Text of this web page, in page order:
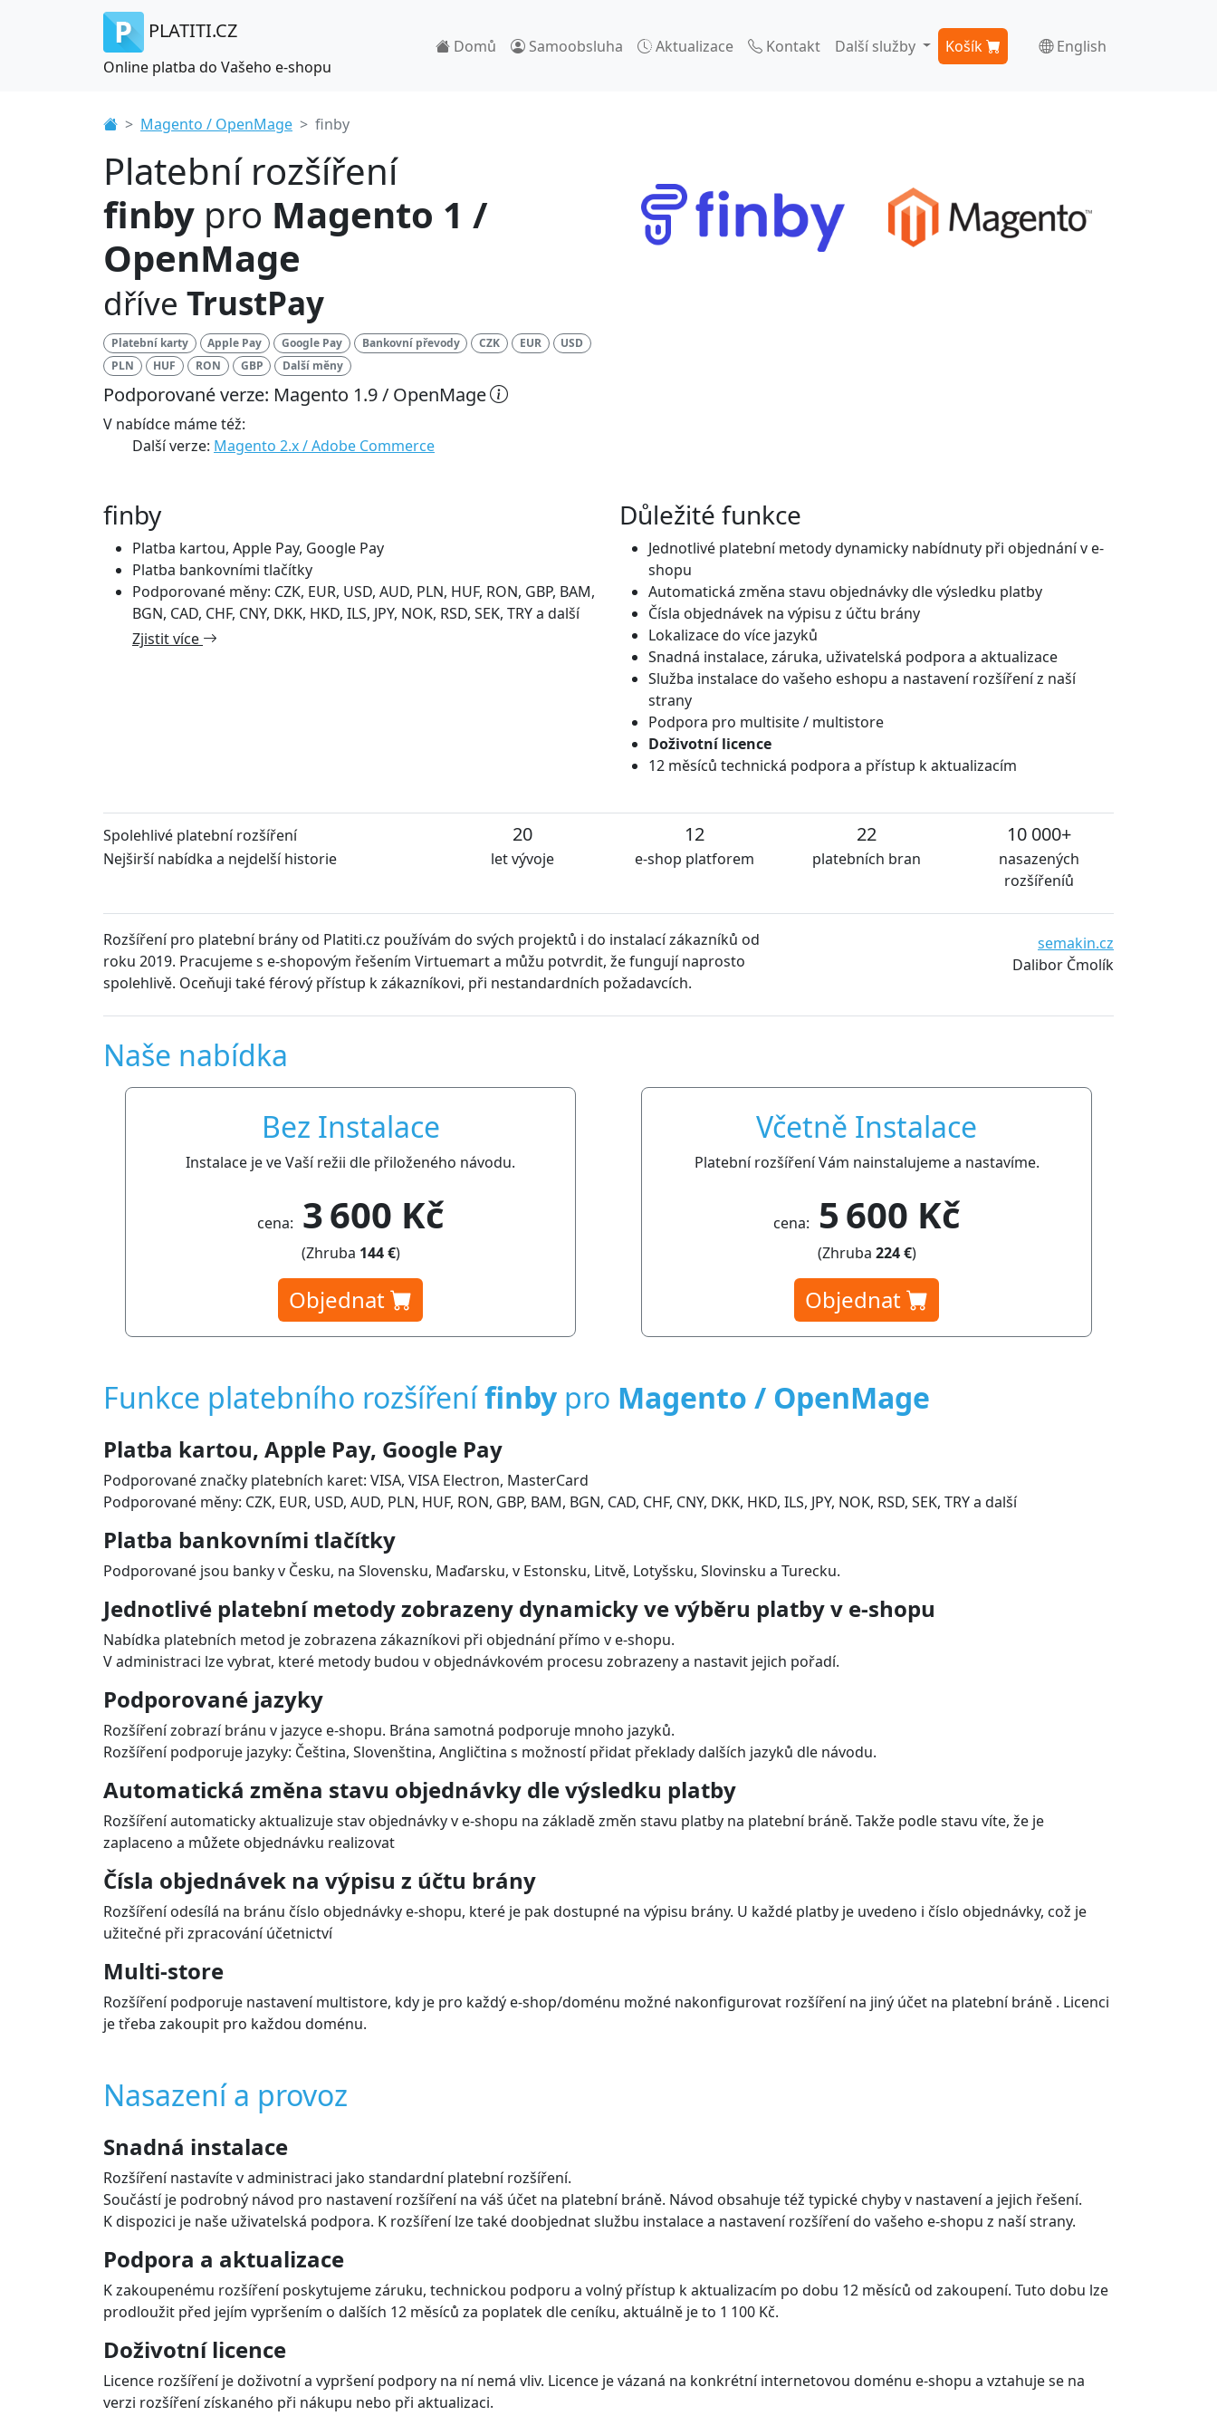
PLATITI.CZ
Online platba do Vašeho e-shopu
Domů Samoobsluha Aktualizace Kontakt Další služby Košík English
Magento / OpenMage finby
Platební rozšíření
finby pro Magento 1 /
OpenMage
dříve TrustPay
Platební karty Apple Pay Google Pay Bankovní převody CZK EUR
USD
PLN
HUF RON GBP Další měny
Podporované verze: Magento 1.9 / OpenMage
V nabídce máme též:
Další verze: Magento 2.x / Adobe Commerce
finby
Platba kartou, Apple Pay, Google Pay
Platba bankovními tlačítky
Podporované měny: CZK, EUR, USD, AUD, PLN, HUF, RON, GBP, BAM,
BGN, CAD, CHF, CNY, DKK, HKD, ILS, JPY, NOK, RSD, SEK, TRY a další
Zjistit více
Důležité funkce
Jednotlivé platební metody dynamicky nabídnuty při objednání v e-
shopu
Automatická změna stavu objednávky dle výsledku platby
Čísla objednávek na výpisu z účtu brány
Lokalizace do více jazyků
Snadná instalace, záruka, uživatelská podpora a aktualizace
Služba instalace do vašeho eshopu a nastavení rozšíření z naší
strany
Podpora pro multisite / multistore
Doživotní licence
12 měsíců technická podpora a přístup k aktualizacím
Spolehlivé platební rozšíření
Nejširší nabídka a nejdelší historie
20
let vývoje
12
e-shop platforem
22
platebních bran
10 000+
nasazených
rozšířeníů
Rozšíření pro platební brány od Platiti.cz používám do svých projektů i do instalací zákazníků od
roku 2019. Pracujeme s e-shopovým řešením Virtuemart a můžu potvrdit, že fungují naprosto
spolehlivě. Oceňuji také férový přístup k zákazníkovi, při nestandardních požadavcích.
semakin.cz
Dalibor Čmolík
Naše nabídka
Bez Instalace
Instalace je ve Vaší režii dle přiloženého návodu.
cena: 3 600 Kč
(Zhruba 144 €)
Objednat
Včetně Instalace
Platební rozšíření Vám nainstalujeme a nastavíme.
cena: 5 600 Kč
(Zhruba 224 €)
Objednat
Funkce platebního rozšířenífinby pro Magento / OpenMage
Platba kartou, Apple Pay, Google Pay
Podporované značky platebních karet: VISA, VISA Electron, MasterCard
Podporované měny: CZK, EUR, USD, AUD, PLN, HUF, RON, GBP, BAM, BGN, CAD, CHF, CNY, DKK, HKD, ILS, JPY, NOK, RSD, SEK, TRY a další
Platba bankovními tlačítky
Podporované jsou banky v Česku, na Slovensku, Maďarsku, v Estonsku, Litvě, Lotyšsku, Slovinsku a Turecku.
Jednotlivé platební metody zobrazeny dynamicky ve výběru platby v e-shopu
Nabídka platebních metod je zobrazena zákazníkovi při objednání přímo v e-shopu.
V administraci lze vybrat, které metody budou v objednávkovém procesu zobrazeny a nastavit jejich pořadí.
Podporované jazyky
Rozšíření zobrazí bránu v jazyce e-shopu. Brána samotná podporuje mnoho jazyků.
Rozšíření podporuje jazyky: Čeština, Slovenština, Angličtina s možností přidat překlady dalších jazyků dle návodu.
Automatická změna stavu objednávky dle výsledku platby
Rozšíření automaticky aktualizuje stav objednávky v e-shopu na základě změn stavu platby na platební bráně. Takže podle stavu víte, že je
zaplaceno a můžete objednávku realizovat
Čísla objednávek na výpisu z účtu brány
Rozšíření odesílá na bránu číslo objednávky e-shopu, které je pak dostupné na výpisu brány. U každé platby je uvedeno i číslo objednávky, což je
užitečné při zpracování účetnictví
Multi-store
Rozšíření podporuje nastavení multistore, kdy je pro každý e-shop/doménu možné nakonfigurovat rozšíření na jiný účet na platební bráně . Licenci
je třeba zakoupit pro každou doménu.
Nasazení a provoz
Snadná instalace
Rozšíření nastavíte v administraci jako standardní platební rozšíření.
Součástí je podrobný návod pro nastavení rozšíření na váš účet na platební bráně. Návod obsahuje též typické chyby v nastavení a jejich řešení.
K dispozici je naše uživatelská podpora. K rozšíření lze také doobjednat službu instalace a nastavení rozšíření do vašeho e-shopu z naší strany.
Podpora a aktualizace
K zakoupenému rozšíření poskytujeme záruku, technickou podporu a volný přístup k aktualizacím po dobu 12 měsíců od zakoupení. Tuto dobu lze
prodloužit před jejím vypršením o dalších 12 měsíců za poplatek dle ceníku, aktuálně je to 1 100 Kč.
Doživotní licence
Licence rozšíření je doživotní a vypršení podpory na ní nemá vliv. Licence je vázaná na konkrétní internetovou doménu e-shopu a vztahuje se na
verzi rozšíření získaného při nákupu nebo při aktualizaci.